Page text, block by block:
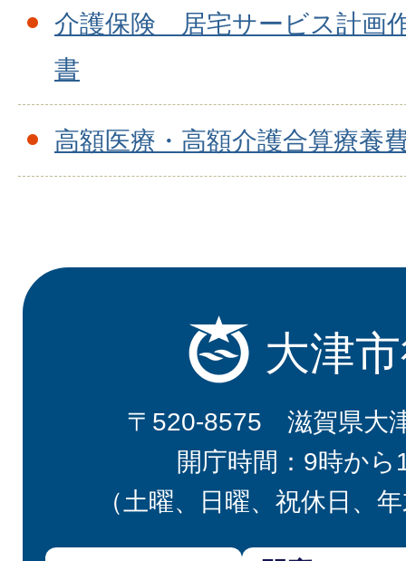
介護保険 居宅サービス計画
書
高額医療・高額介護合算療養
大津
〒520-8575 滋賀県大
開庁時間：9時から
（土曜、日曜、祝休日、